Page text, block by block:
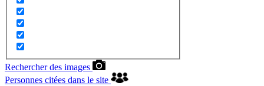
Rechercher des images
Personnes citées dans le site